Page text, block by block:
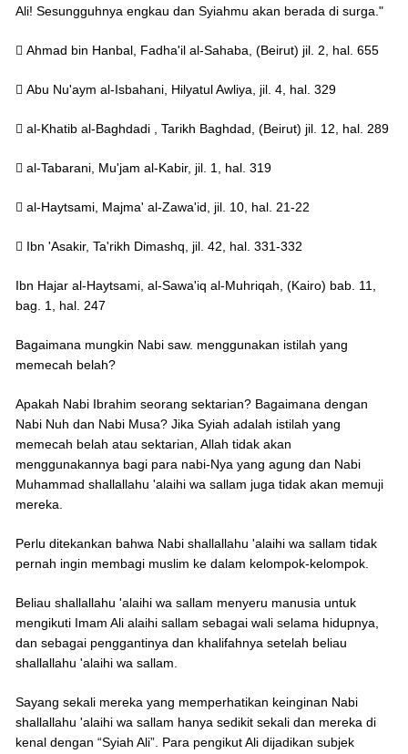
Ali! Sesungguhnya engkau dan Syiahmu akan berada di surga."
 Ahmad bin Hanbal, Fadha'il al-Sahaba, (Beirut) jil. 2, hal. 655
 Abu Nu'aym al-Isbahani, Hilyatul Awliya, jil. 4, hal. 329
 al-Khatib al-Baghdadi , Tarikh Baghdad, (Beirut) jil. 12, hal. 289
 al-Tabarani, Mu'jam al-Kabir, jil. 1, hal. 319
 al-Haytsami, Majma' al-Zawa'id, jil. 10, hal. 21-22
 Ibn 'Asakir, Ta'rikh Dimashq, jil. 42, hal. 331-332
Ibn Hajar al-Haytsami, al-Sawa'iq al-Muhriqah, (Kairo) bab. 11,
bag. 1, hal. 247
Bagaimana mungkin Nabi saw. menggunakan istilah yang
memecah belah?
Apakah Nabi Ibrahim seorang sektarian? Bagaimana dengan
Nabi Nuh dan Nabi Musa? Jika Syiah adalah istilah yang
memecah belah atau sektarian, Allah tidak akan
menggunakannya bagi para nabi-Nya yang agung dan Nabi
Muhammad shallallahu 'alaihi wa sallam juga tidak akan memuji
mereka.
Perlu ditekankan bahwa Nabi shallallahu 'alaihi wa sallam tidak
pernah ingin membagi muslim ke dalam kelompok-kelompok.
Beliau shallallahu 'alaihi wa sallam menyeru manusia untuk
mengikuti Imam Ali alaihi sallam sebagai wali selama hidupnya,
dan sebagai penggantinya dan khalifahnya setelah beliau
shallallahu 'alaihi wa sallam.
Sayang sekali mereka yang memperhatikan keinginan Nabi
shallallahu 'alaihi wa sallam hanya sedikit sekali dan mereka di
kenal dengan “Syiah Ali”. Para pengikut Ali dijadikan subjek